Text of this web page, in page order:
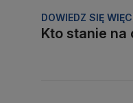
DOWIEDZ SIĘ
Kto stanie na